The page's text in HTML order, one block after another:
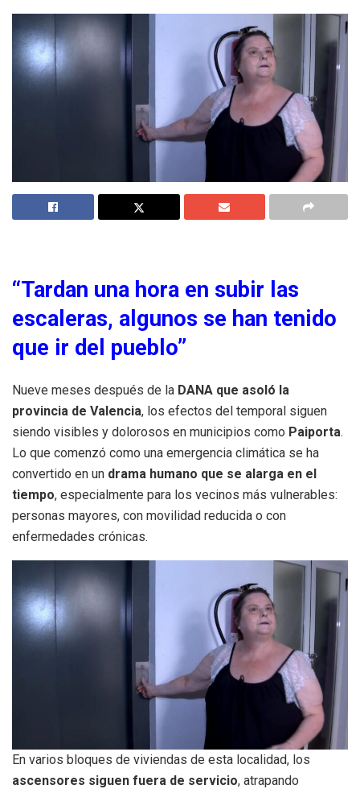
“Tardan una hora en subir las
escaleras, algunos se han tenido
que ir del pueblo”
Nueve meses después de la DANA que asoló la
provincia de Valencia, los efectos del temporal siguen
siendo visibles y dolorosos en municipios como Paiporta.
Lo que comenzó como una emergencia climática se ha
convertido en un drama humano que se alarga en el
tiempo, especialmente para los vecinos más vulnerables:
personas mayores, con movilidad reducida o con
enfermedades crónicas.
En varios bloques de viviendas de esta localidad, los
ascensores siguen fuera de servicio, atrapando